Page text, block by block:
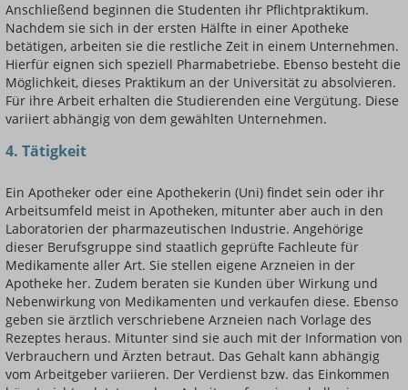
Anschließend beginnen die Studenten ihr Pflichtpraktikum.
Nachdem sie sich in der ersten Hälfte in einer Apotheke
betätigen, arbeiten sie die restliche Zeit in einem Unternehmen.
Hierfür eignen sich speziell Pharmabetriebe. Ebenso besteht die
Möglichkeit, dieses Praktikum an der Universität zu absolvieren.
Für ihre Arbeit erhalten die Studierenden eine Vergütung. Diese
variiert abhängig von dem gewählten Unternehmen.
4. Tätigkeit
Ein Apotheker oder eine Apothekerin (Uni) findet sein oder ihr
Arbeitsumfeld meist in Apotheken, mitunter aber auch in den
Laboratorien der pharmazeutischen Industrie. Angehörige
dieser Berufsgruppe sind staatlich geprüfte Fachleute für
Medikamente aller Art. Sie stellen eigene Arzneien in der
Apotheke her. Zudem beraten sie Kunden über Wirkung und
Nebenwirkung von Medikamenten und verkaufen diese. Ebenso
geben sie ärztlich verschriebene Arzneien nach Vorlage des
Rezeptes heraus. Mitunter sind sie auch mit der Information von
Verbrauchern und Ärzten betraut. Das Gehalt kann abhängig
vom Arbeitgeber variieren. Der Verdienst bzw. das Einkommen